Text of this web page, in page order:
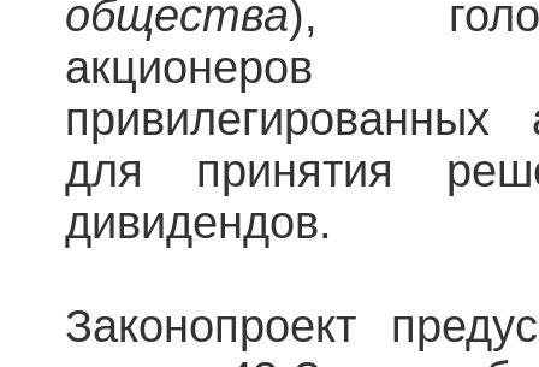
общества),
акционеров
для принятия
дивидендов.
Законопроект